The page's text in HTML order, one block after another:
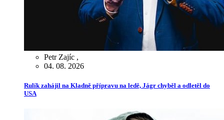
Petr Zajíc ,
04. 08. 2026
Rulík zahájil na Kladně přípravu na ledě, Jágr chyběl a odletěl do
USA